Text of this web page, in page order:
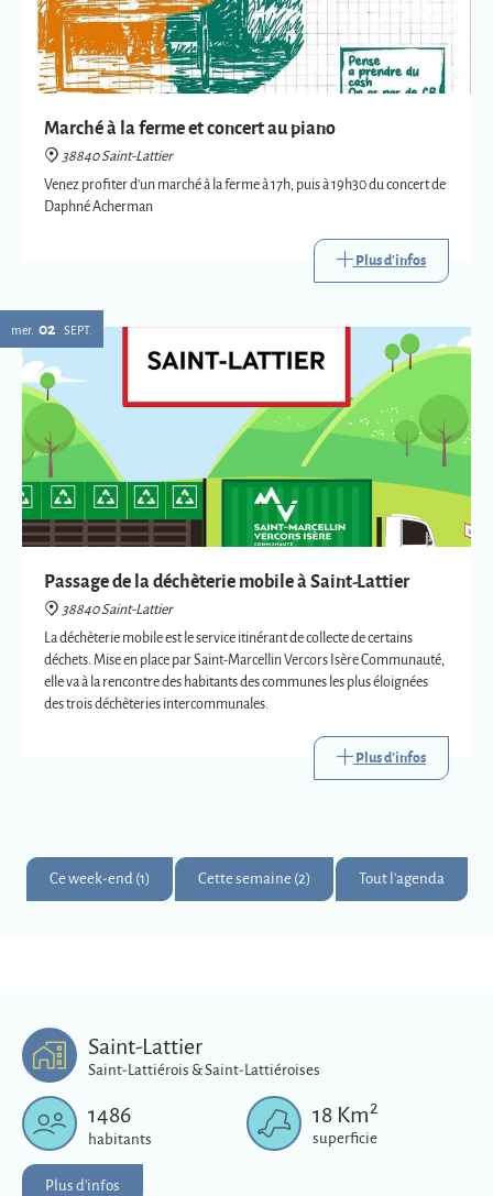
Marché à la ferme et concert au piano
38840 Saint-Lattier
Venez profiter d'un marché à la ferme à 17h, puis à 19h30 du concert de
Daphné Acherman
Plus d'infos
mer. 02 SEPT.
Passage de la déchèterie mobile à Saint-Lattier
38840 Saint-Lattier
La déchèterie mobile est le service itinérant de collecte de certains
déchets. Mise en place par Saint-Marcellin Vercors Isère Communauté,
elle va à la rencontre des habitants des communes les plus éloignées
des trois déchèteries intercommunales.
Plus d'infos
Ce week-end (1) Cette semaine (2) Tout l'agenda
Saint-Lattier
Saint-Lattiérois & Saint-Lattiéroises
1486
habitants
18 Km2
superficie
Plus d'infos